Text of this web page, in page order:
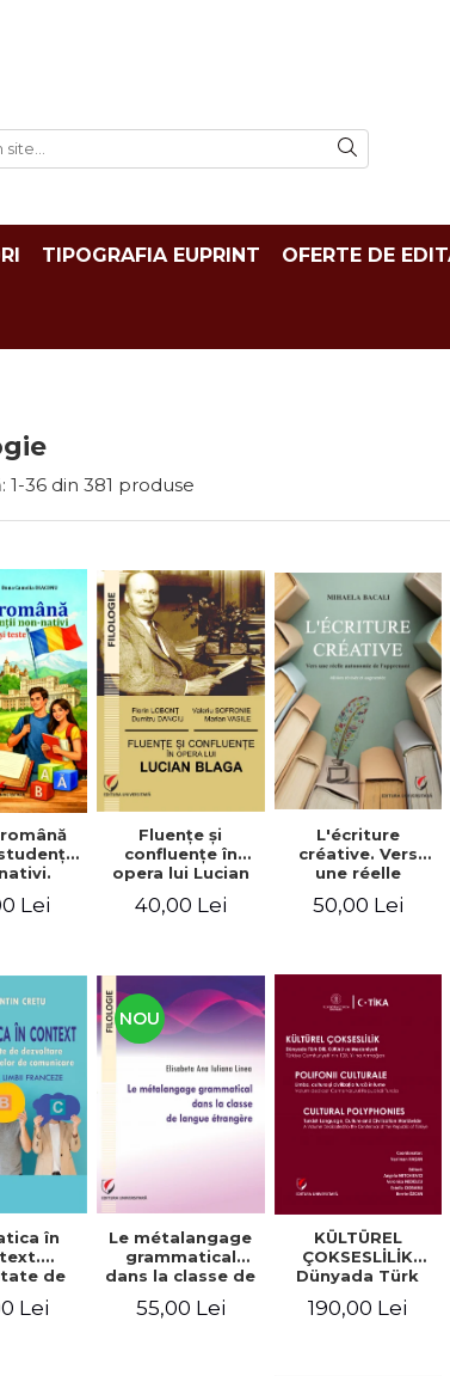
TIPOGRAFIA EUPRINT OFERTE DE
1-36 din 381 produse
şi
A1-B2
Lei
Fluenţe şi
confluenţe în
opera lui Lucian
40,00 Lei
L'écriture
créative. Vers
une réelle
autonomie de
l'apprenant, Éd.
50,00 Lei
în
de
Lei
NOU
Le métalangage
grammatical
dans la classe de
55,00 Lei
KÜLTÜREL
ÇOKSESLİLİK
Dünyada Türk
Medeniyeti.
190,00 Lei